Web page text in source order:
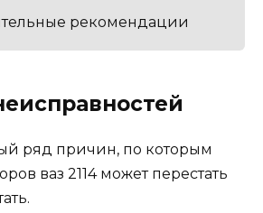
рекомендации
ряд причин, по которым
ваз 2114 может перестать